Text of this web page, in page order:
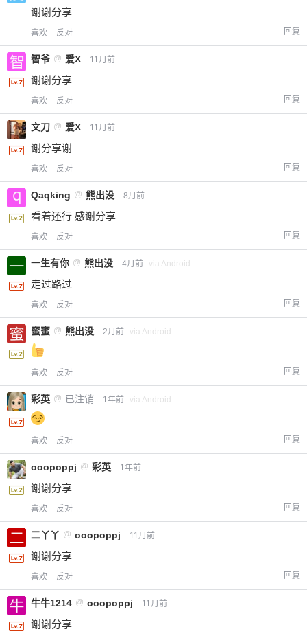
谢谢分享
喜欢 反对 回复
智爷 @ 爱X 11月前
谢谢分享
喜欢 反对 回复
文刀 @ 爱X 11月前
谢分享谢
喜欢 反对 回复
Qaqking @ 熊出没 8月前
看着还行 感谢分享
喜欢 反对 回复
一生有你 @ 熊出没 4月前 via Android
走过路过
喜欢 反对 回复
蜜蜜 @ 熊出没 2月前 via Android
喜欢 反对 回复
彩英 @ 已注销 1年前 via Android
喜欢 反对 回复
ooopoppj @ 彩英 1年前
谢谢分享
喜欢 反对 回复
二丫丫 @ ooopoppj 11月前
谢谢分享
喜欢 反对 回复
牛牛1214 @ ooopoppj 11月前
谢谢分享